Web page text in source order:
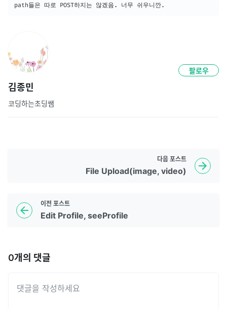
path들은 따로 POST하지는 않겠음. 너무 쉬우니깐.
김종민
코딩하는초딩쌤
팔로우
이전 포스트
Edit Profile, seeProfile
다음 포스트
File Upload(image, video)
0개의 댓글